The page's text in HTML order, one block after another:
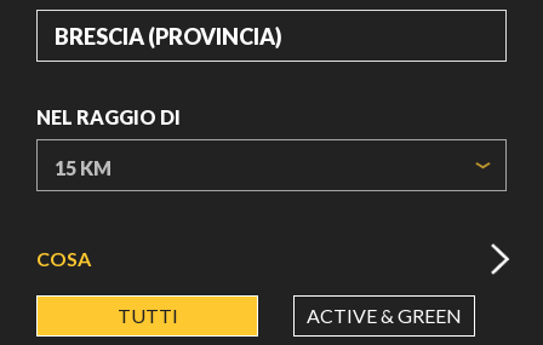
DOVE
NEL RAGGIO DI
LATITUDINE
COSA
TUTTI ACTIVE & GREEN